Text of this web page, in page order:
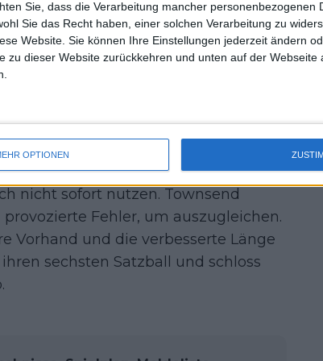
Sie, dass die Verarbeitung mancher personenbezogenen
Sie das Recht haben, einer solchen Verarbeitung zu
Website. Sie können Ihre Einstellungen jederzeit ändern
zu dieser Website zurückkehren und unten auf der Webseite
OPTIONEN
Fehler, und dieser
3:5 und 15:40 zurückgelegen hatte,
(12 der nächsten 13), straffte ihre
beim ersten Aufschlag. Sie schaffte
unter maximalem Druck.
des Duells wider. Stearns erspielte
nicht sofort nutzen. Townsend
Fehler, um auszugleichen.
Vorhand und die verbesserte Länge
sechsten Satzball und schloss